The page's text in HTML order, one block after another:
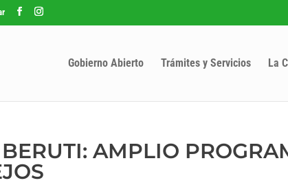
Gobierno Abierto Trámites y Servicios La
AMPLIO